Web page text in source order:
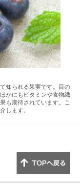
知られる果実です。目の
かにもビタミンや食物繊
も期待されています。こ
します。